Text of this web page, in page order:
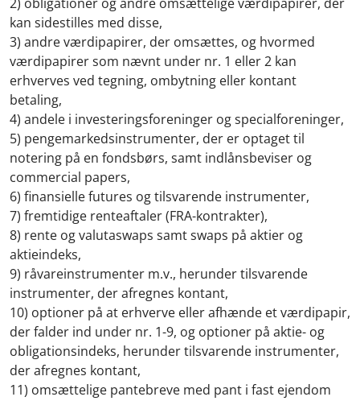
kan sidestilles med disse,
3) andre værdipapirer, der omsættes, og hvormed
værdipapirer som nævnt under nr. 1 eller 2 kan
erhverves ved tegning, ombytning eller kontant
betaling,
4) andele i investeringsforeninger og specialforeninger,
5) pengemarkedsinstrumenter, der er optaget til
notering på en fondsbørs, samt indlånsbeviser og
commercial papers,
6) finansielle futures og tilsvarende instrumenter,
7) fremtidige renteaftaler (FRA-kontrakter),
8) rente og valutaswaps samt swaps på aktier og
aktieindeks,
9) råvareinstrumenter m.v., herunder tilsvarende
instrumenter, der afregnes kontant,
10) optioner på at erhverve eller afhænde et værdipapir,
der falder ind under nr. 1-9, og optioner på aktie- og
obligationsindeks, herunder tilsvarende instrumenter,
der afregnes kontant,
11) omsættelige pantebreve med pant i fast ejendom